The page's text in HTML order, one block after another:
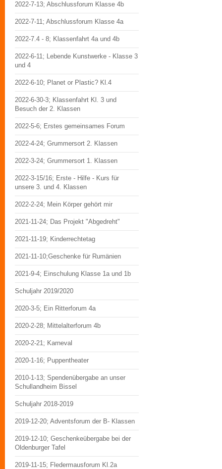
2022-7-13; Abschlussforum Klasse 4b
2022-7-11; Abschlussforum Klasse 4a
2022-7.4 - 8; Klassenfahrt 4a und 4b
2022-6-11; Lebende Kunstwerke - Klasse 3
und 4
2022-6-10; Planet or Plastic? Kl.4
2022-6-30-3; Klassenfahrt Kl. 3 und
Besuch der 2. Klassen
2022-5-6; Erstes gemeinsames Forum
2022-4-24; Grummersort 2. Klassen
2022-3-24; Grummersort 1. Klassen
2022-3-15/16; Erste - Hilfe - Kurs für
unsere 3. und 4. Klassen
2022-2-24; Mein Körper gehört mir
2021-11-24; Das Projekt "Abgedreht"
2021-11-19; Kinderrechtetag
2021-11-10;Geschenke für Rumänien
2021-9-4; Einschulung Klasse 1a und 1b
Schuljahr 2019/2020
2020-3-5; Ein Ritterforum 4a
2020-2-28; Mittelalterforum 4b
2020-2-21; Karneval
2020-1-16; Puppentheater
2010-1-13; Spendenübergabe an unser
Schullandheim Bissel
Schuljahr 2018-2019
2019-12-20; Adventsforum der B- Klassen
2019-12-10; Geschenkeübergabe bei der
Oldenburger Tafel
2019-11-15; Fledermausforum Kl.2a